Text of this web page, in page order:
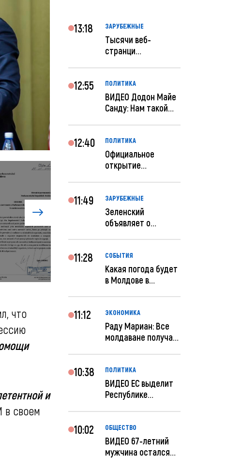
что
и
в своем
13:18 ЗАРУБЕЖНЫЕ
Тысячи веб-
странци
12:55 ПОЛИТИКА
ВИДЕО Додон Майе
Санду: Нам такой
12:40 ПОЛИТИКА
Официальное
открытие
Кишиневе: и...
11:49 ЗАРУБЕЖНЫЕ
Зеленский
объявляет о
ар...
11:28 СОБЫТИЯ
Какая погода будет
в Молдове в
11:12 ЭКОНОМИКА
Раду Мариан: Все
молдаване получат
10:38 ПОЛИТИКА
ВИДЕО ЕС выделит
Республике
10:02 ОБЩЕСТВО
ВИДЕО 67-летний
мужчина остался